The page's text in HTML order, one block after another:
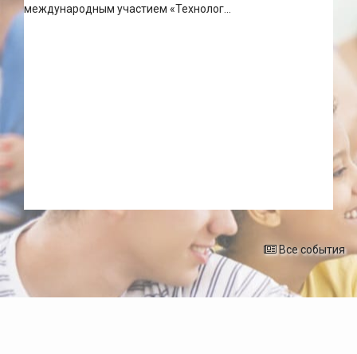
международным участием «Технолог...
Все события